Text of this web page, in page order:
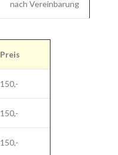
nach Vereinbarung
Preis
150,-
150,-
150,-